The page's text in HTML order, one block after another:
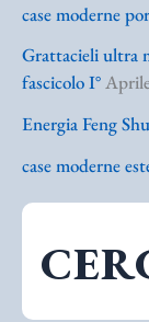
case moderne
Grattacieli ultra
fascicolo I°
Energia Feng
case moderne